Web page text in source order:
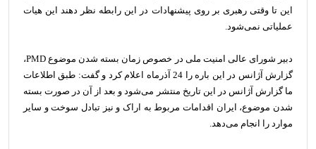
این تا وقتی رهبری بر روی پیشنهادات در این رابطه نظر دهند این هیات
عملیاتی نمی‌شود.
دبیر شورای عالی امنیت ملی در خصوص زمان بسته شدن موضوع PMD،
گزارش آژانس در این باره را 24 آذرماه اعلام کرد و گفت: طبق اطلاعات
ما گزارش آژانس در این تاریخ منتشر می‌شود و بعد از آن در صورت بسته
شدن موضوع، ایران اقدامات مربوط به اراک و نیز تبادل سوخت و سایر
موارد را انجام می‌دهد.